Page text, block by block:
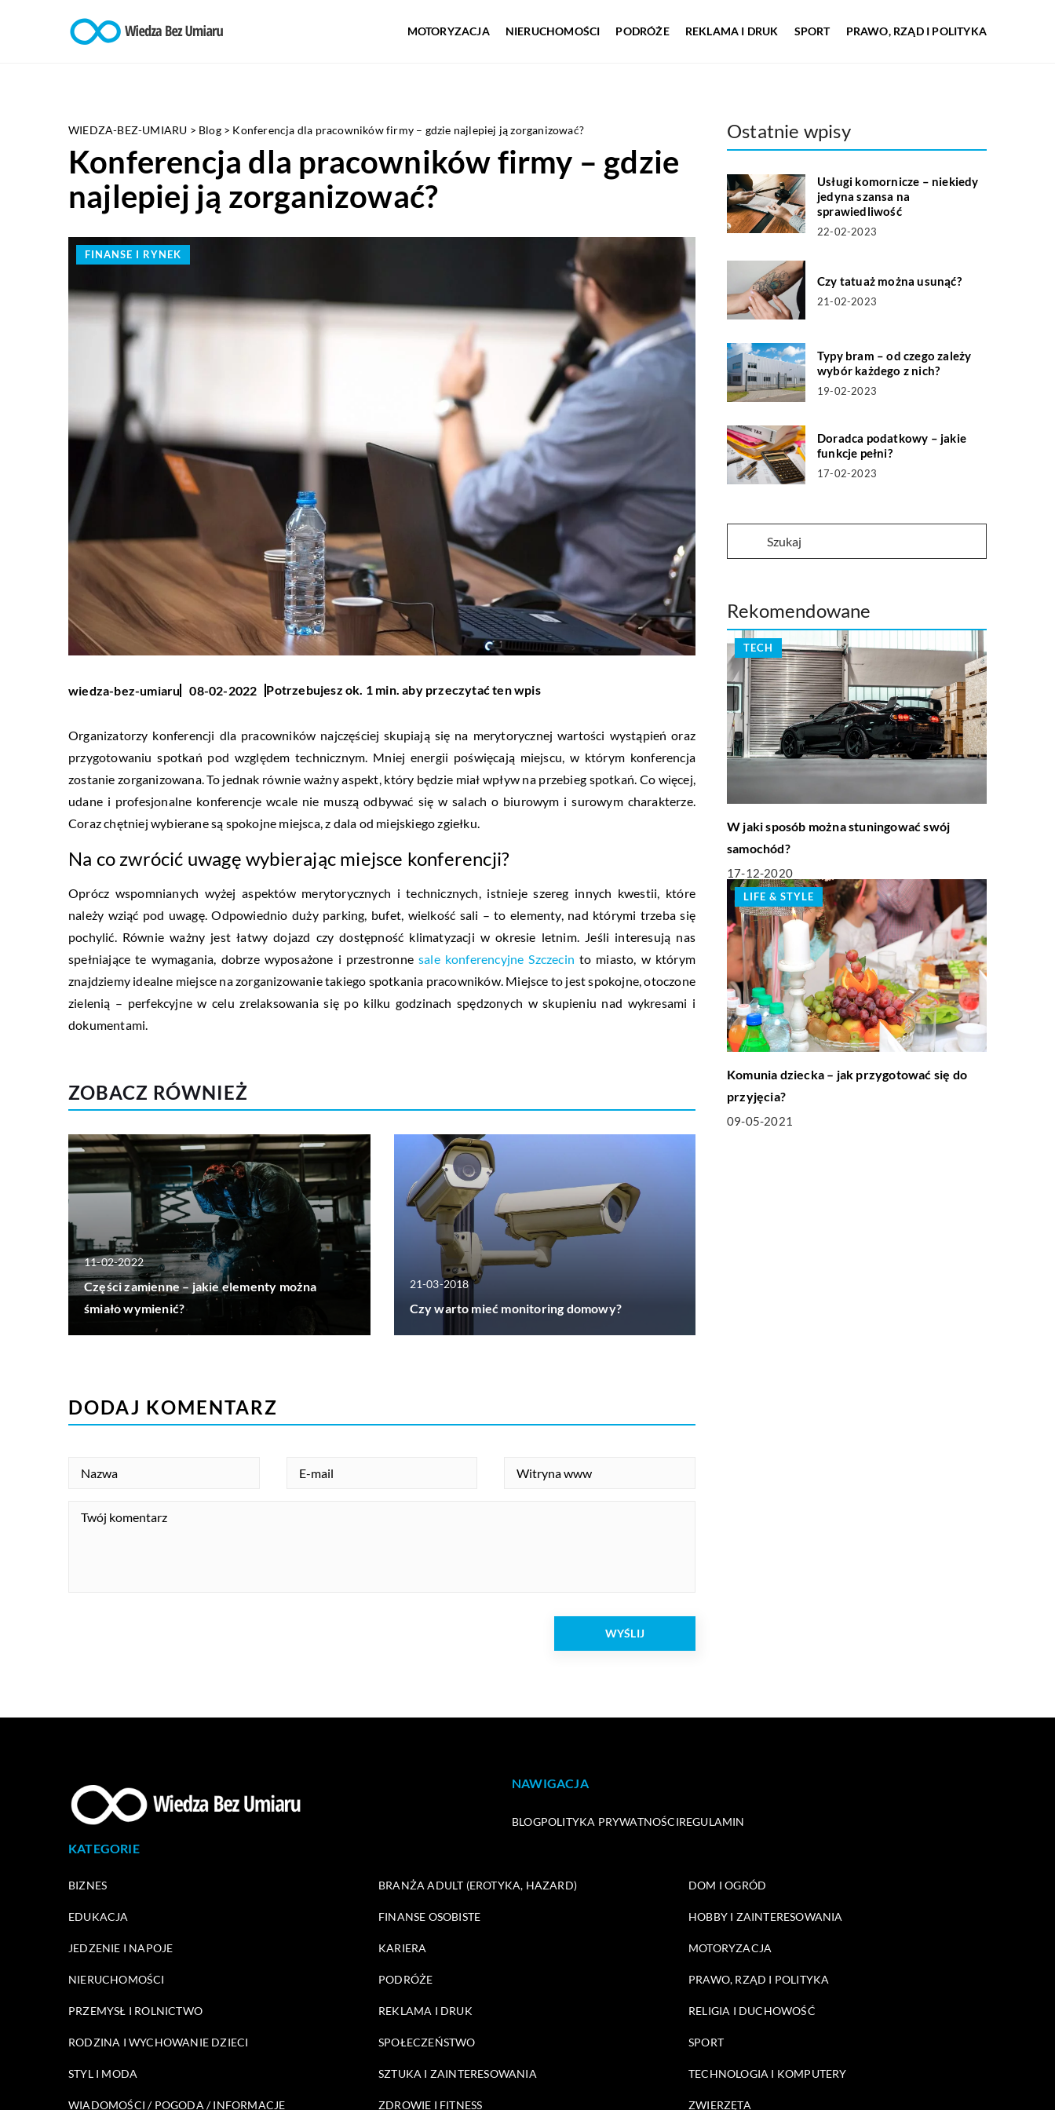
MOTORYZACJA NIERUCHOMOŚCI PODRÓŻE REKLAMA I DRUK SPORT PRAWO, RZĄD I POLITYKA
WIEDZA-BEZ-UMIARU > Blog> Konferencja dla pracowników firmy – gdzie najlepiej ją zorganizować?
Konferencja dla pracowników firmy – gdzie
najlepiej ją zorganizować?
FINANSE I RYNEK
wiedza-bez-umiaru 08-02-2022 Potrzebujesz ok. 1 min. aby przeczytać ten wpis
Organizatorzy konferencji dla pracowników najczęściej skupiają się na merytorycznej wartości wystąpień oraz
przygotowaniu spotkań pod względem technicznym. Mniej energii poświęcają miejscu, w którym konferencja
zostanie zorganizowana. To jednak równie ważny aspekt, który będzie miał wpływ na przebieg spotkań. Co więcej,
udane i profesjonalne konferencje wcale nie muszą odbywać się w salach o biurowym i surowym charakterze.
Coraz chętniej wybierane są spokojne miejsca, z dala od miejskiego zgiełku.
Na co zwrócić uwagę wybierając miejsce konferencji?
Oprócz wspomnianych wyżej aspektów merytorycznych i technicznych, istnieje szereg innych kwestii, które
należy wziąć pod uwagę. Odpowiednio duży parking, bufet, wielkość sali – to elementy, nad którymi trzeba się
pochylić. Równie ważny jest łatwy dojazd czy dostępność klimatyzacji w okresie letnim. Jeśli interesują nas
spełniające te wymagania, dobrze wyposażone i przestronne sale konferencyjne Szczecin to miasto, w którym
znajdziemy idealne miejsce na zorganizowanie takiego spotkania pracowników. Miejsce to jest spokojne, otoczone
zielenią – perfekcyjne w celu zrelaksowania się po kilku godzinach spędzonych w skupieniu nad wykresami i
dokumentami.
ZOBACZ RÓWNIEŻ
11-02-2022
Części zamienne – jakie elementy można
śmiało wymienić?
21-03-2018
Czy warto mieć monitoring domowy?
Ostatnie wpisy
Usługi komornicze – niekiedy
jedyna szansa na
sprawiedliwość
22-02-2023
Czy tatuaż można usunąć?
21-02-2023
Typy bram – od czego zależy
wybór każdego z nich?
19-02-2023
Doradca podatkowy – jakie
funkcje pełni?
17-02-2023
Rekomendowane
TECH
W jaki sposób można stuningować swój
samochód?
17-12-2020
LIFE & STYLE
Komunia dziecka – jak przygotować się do
przyjęcia?
09-05-2021
DODAJ KOMENTARZ
NAWIGACJA
BLOGPOLITYKA PRYWATNOŚCIREGULAMIN
KATEGORIE
BIZNES BRANŻA ADULT (EROTYKA, HAZARD) DOM I OGRÓD
EDUKACJA FINANSE OSOBISTE HOBBY I ZAINTERESOWANIA
JEDZENIE I NAPOJE KARIERA MOTORYZACJA
NIERUCHOMOŚCI PODRÓŻE PRAWO, RZĄD I POLITYKA
PRZEMYSŁ I ROLNICTWO REKLAMA I DRUK RELIGIA I DUCHOWOŚĆ
RODZINA I WYCHOWANIE DZIECI SPOŁECZEŃSTWO SPORT
STYL I MODA SZTUKA I ZAINTERESOWANIA TECHNOLOGIA I KOMPUTERY
WIADOMOŚCI / POGODA / INFORMACJE ZDROWIE I FITNESS ZWIERZĘTA